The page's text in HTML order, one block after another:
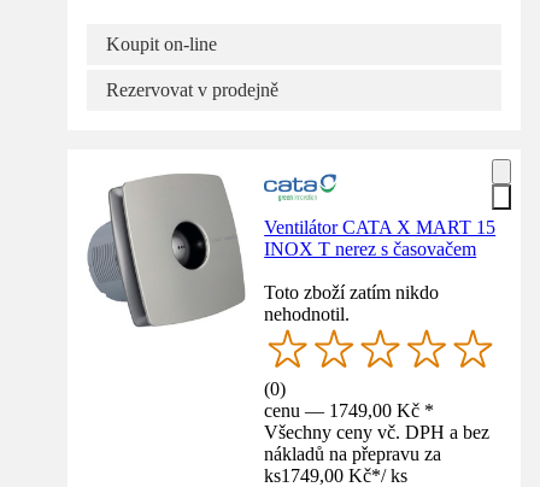
Koupit on-line
Rezervovat v prodejně
Ventilátor CATA X MART 15
INOX T nerez s časovačem
Toto zboží zatím nikdo
nehodnotil.
(0)
cenu — 1749,00 Kč *
Všechny ceny vč. DPH a bez
nákladů na přepravu za
ks1749,00 Kč*/ ks